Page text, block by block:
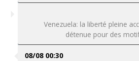
Venezuela: la liberté pleine
détenue pour des
08/08 00:30